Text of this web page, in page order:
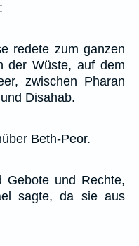
redete zum ganzen
der Wüste, auf dem
zwischen Pharan
Disahab.
Beth-Peor.
Gebote und Rechte,
sagte, da sie aus